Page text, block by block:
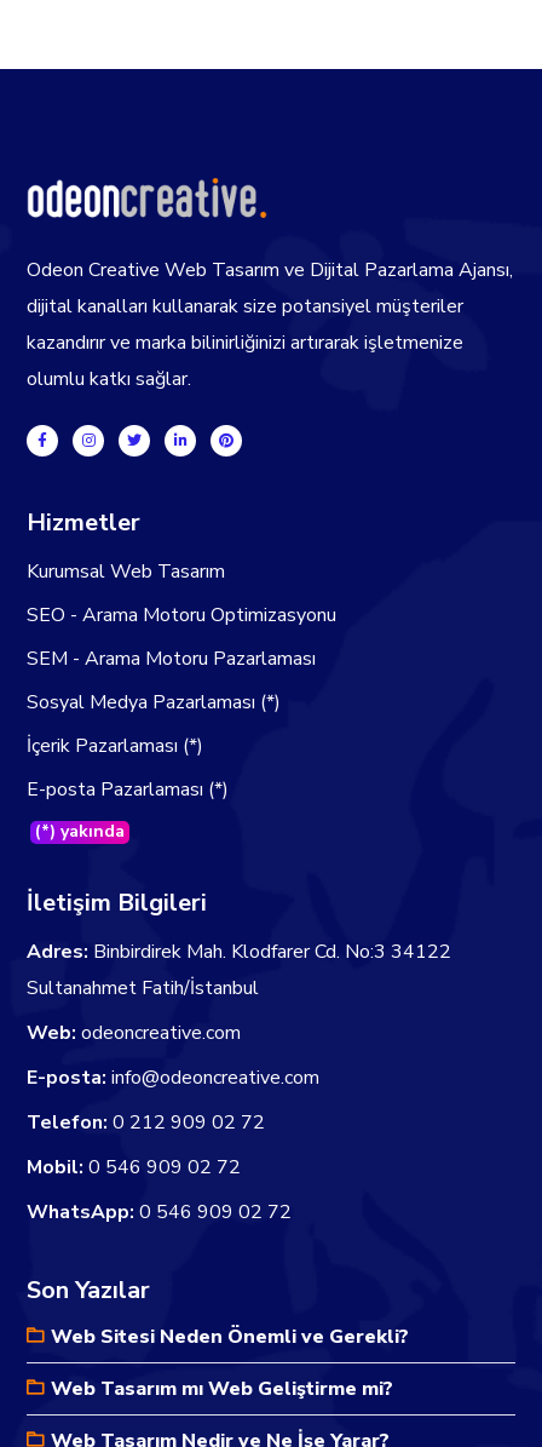
Odeon Creative Web Tasarım ve Dijital Pazarlama Ajansı,
dijital kanalları kullanarak size potansiyel müşteriler
kazandırır ve marka bilinirliğinizi artırarak işletmenize
olumlu katkı sağlar.
Hizmetler
Kurumsal Web Tasarım
SEO - Arama Motoru Optimizasyonu
SEM - Arama Motoru Pazarlaması
Sosyal Medya Pazarlaması (*)
İçerik Pazarlaması (*)
E-posta Pazarlaması (*)
(*) yakında
İletişim Bilgileri
Adres: Binbirdirek Mah. Klodfarer Cd. No:3 34122
Sultanahmet Fatih/İstanbul
Web: odeoncreative.com
E-posta: info@odeoncreative.com
Telefon: 0 212 909 02 72
Mobil: 0 546 909 02 72
WhatsApp: 0 546 909 02 72
Son Yazılar
Web Sitesi Neden Önemli ve Gerekli?
Web Tasarım mı Web Geliştirme mi?
Web Tasarım Nedir ve Ne İşe Yarar?